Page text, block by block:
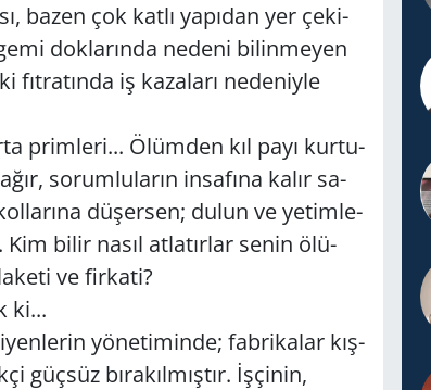
bazen çok katlı ya­pı­dan yer çe­ki­
dok­la­rın­da ne­de­ni bi­lin­me­yen
fıt­ra­tın­da iş ka­za­la­rı ne­de­niy­le
prim­le­ri... Ölüm­den kıl payı kur­tu­
so­rum­lu­la­rın in­sa­fı­na kalır sa­
dü­şer­sen; dulun ve ye­tim­le­
Kim bilir nasıl at­la­tır­lar senin ölü­
ve fir­ka­ti?
ki...
yö­ne­ti­min­de; fab­ri­ka­lar kış­
güç­süz bı­ra­kıl­mış­tır. İşçi­nin,